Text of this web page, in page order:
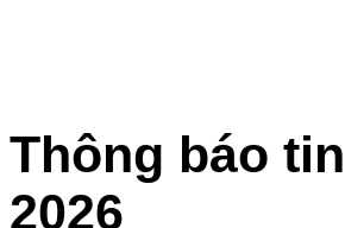
Thông báo
2026